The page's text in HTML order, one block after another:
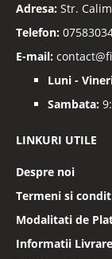
Adresa: Str.
Telefon:
E-mail:
Luni -
Sambata:
LINKURI UTILE
Despre noi
Termeni si
Modalitati de
Informatii Livrare